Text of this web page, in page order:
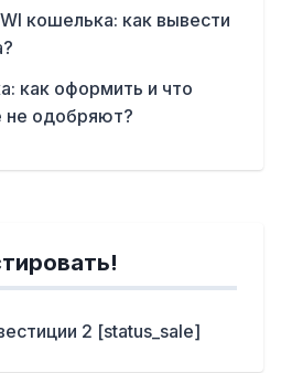
кошелька: как вывести
как оформить и что
не одобряют?